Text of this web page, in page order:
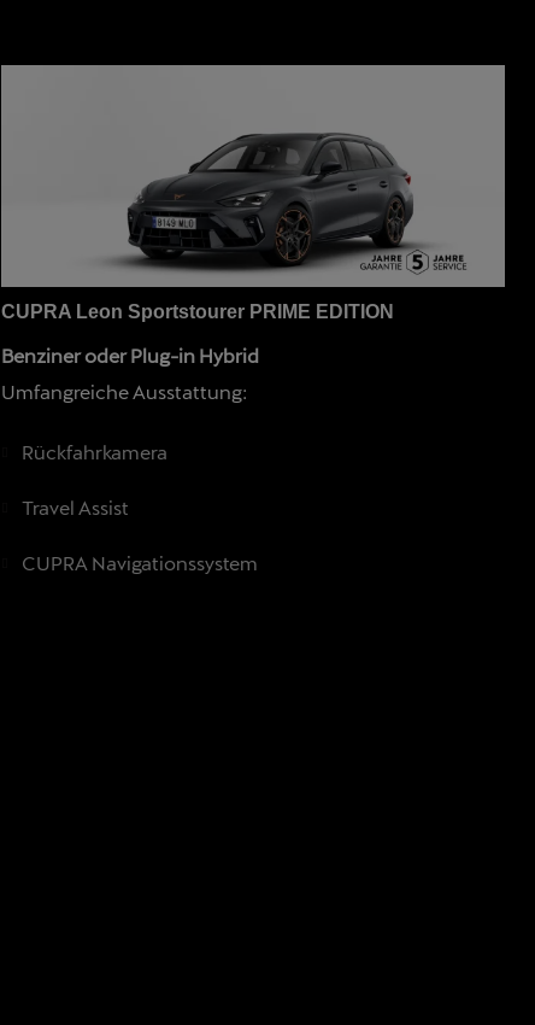
CUPRA Leon Sportstourer PRIME EDITION
Benziner oder Plug-in Hybrid
Umfangreiche Ausstattung:
Rückfahrkamera
Travel Assist
CUPRA Navigationssystem